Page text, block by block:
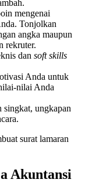
mengenai
Tonjolkan
angka maupun
rekruter.
dan soft skills
Anda untuk
nilai Anda
singkat, ungkapan
surat lamaran
Akuntansi